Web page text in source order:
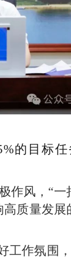
的目标
风，“
质量发
作氛围